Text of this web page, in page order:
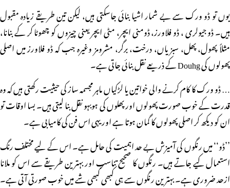
یوں تو ڈو ورک سے بے شمار اشیا بنائی جاسکتی ہیں، لیکن تین طریقے زیادہ مقبول
ہیں۔ ڈو جیولری ، ڈو فلاورز، ڈومنی ایچر، مٹی ایچر یعنی چیزوں کو چھوٹا کر کے بنانا،
مثلاً پھول، پھل، سبزیاں، درخت، برگر، مشرومز وغیرہ جب کہ ڈو فلاورز میں اصلی
پھولوں کی Douhg کے ذریعے نقل بنائی جاتی ہے۔
… ڈو ورک کا کام کرنے والی خواتین یا لڑکیاں ماہر مجسمہ ساز کی حیثیت رکھتی ہیں کہ وہ
قدرت کے خوب صورت پھولوں اور پھلوں کی ہوبہو نقل بنا لیتی ہیں۔ بسا اوقات تو
ان کو دیکھ کر اصلی پھولوں کا گمان ہوتا ہے اور یہی اس فن کی کامیابی ہے۔
’’ڈو‘‘ میں رنگوں کی آمیزش بے حد اہمیت کی حامل ہے۔ اس کے لیے مختلف رنگ
استعمال کیے جاتے ہیں۔ رنگوں کا صحیح تناسب اور بہترین طریقے سے اس کو ملانا
ازحد ضروری ہے۔ بہترین رنگوں سے ہی کبھی کبھی شے میں خوب صورتی آتی ہے۔